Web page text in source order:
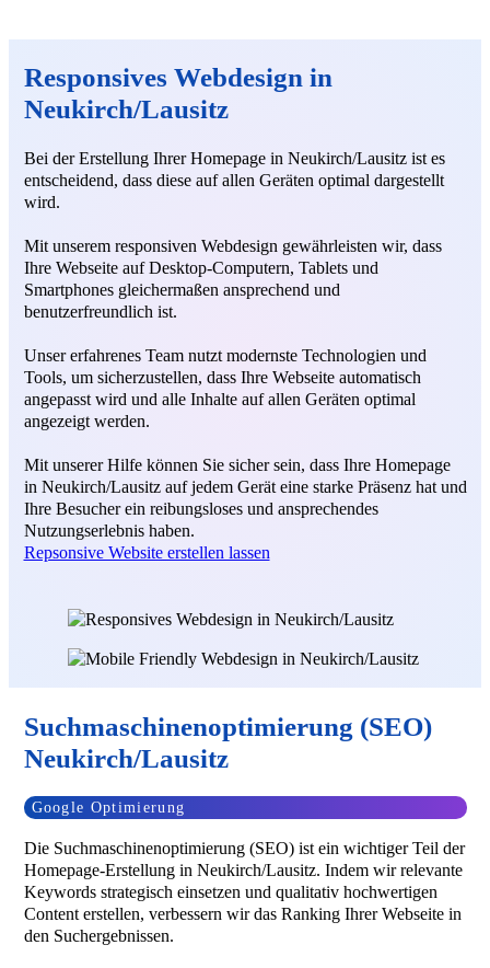
Responsives Webdesign in
Neukirch/Lausitz
Bei der Erstellung Ihrer Homepage in Neukirch/Lausitz ist es
entscheidend, dass diese auf allen Geräten optimal dargestellt
wird.
Mit unserem responsiven Webdesign gewährleisten wir, dass
Ihre Webseite auf Desktop-Computern, Tablets und
Smartphones gleichermaßen ansprechend und
benutzerfreundlich ist.
Unser erfahrenes Team nutzt modernste Technologien und
Tools, um sicherzustellen, dass Ihre Webseite automatisch
angepasst wird und alle Inhalte auf allen Geräten optimal
angezeigt werden.
Mit unserer Hilfe können Sie sicher sein, dass Ihre Homepage
in Neukirch/Lausitz auf jedem Gerät eine starke Präsenz hat und
Ihre Besucher ein reibungsloses und ansprechendes
Nutzungserlebnis haben.
Repsonsive Website erstellen lassen
Suchmaschinenoptimierung (SEO)
Neukirch/Lausitz
Google Optimierung
Die Suchmaschinenoptimierung (SEO) ist ein wichtiger Teil der
Homepage-Erstellung in Neukirch/Lausitz. Indem wir relevante
Keywords strategisch einsetzen und qualitativ hochwertigen
Content erstellen, verbessern wir das Ranking Ihrer Webseite in
den Suchergebnissen.